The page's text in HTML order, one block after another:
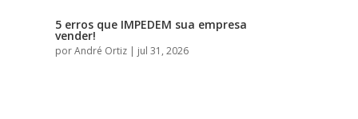
5 erros que IMPEDEM sua empresa
vender!
porAndré Ortiz| jul 31, 2026